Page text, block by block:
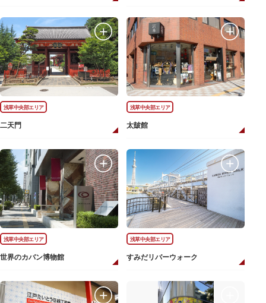
浅草中央部エリア
二天門
浅草中央部エリア
太皷館
浅草中央部エリア
世界のカバン博物館
浅草中央部エリア
すみだリバーウォーク